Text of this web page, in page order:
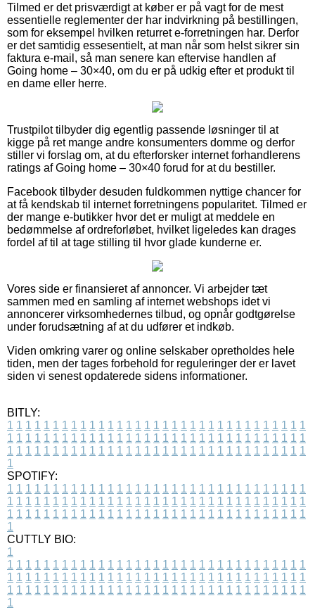
Tilmed er det prisværdigt at køber er på vagt for de mest
essentielle reglementer der har indvirkning på bestillingen,
som for eksempel hvilken returret e-forretningen har. Derfor
er det samtidig essesentielt, at man når som helst sikrer sin
faktura e-mail, så man senere kan eftervise handlen af
Going home – 30×40, om du er på udkig efter et produkt til
en dame eller herre.
Trustpilot tilbyder dig egentlig passende løsninger til at
kigge på ret mange andre konsumenters domme og derfor
stiller vi forslag om, at du efterforsker internet forhandlerens
ratings af Going home – 30×40 forud for at du bestiller.
Facebook tilbyder desuden fuldkommen nyttige chancer for
at få kendskab til internet forretningens popularitet. Tilmed er
der mange e-butikker hvor det er muligt at meddele en
bedømmelse af ordreforløbet, hvilket ligeledes kan drages
fordel af til at tage stilling til hvor glade kunderne er.
Vores side er finansieret af annoncer. Vi arbejder tæt
sammen med en samling af internet webshops idet vi
annoncerer virksomhedernes tilbud, og opnår godtgørelse
under forudsætning af at du udfører et indkøb.
Viden omkring varer og online selskaber opretholdes hele
tiden, men der tages forbehold for reguleringer der er lavet
siden vi senest opdaterede sidens informationer.
BITLY:
1 1 1 1 1 1 1 1 1 1 1 1 1 1 1 1 1 1 1 1 1 1 1 1 1 1 1 1 1 1 1 1 1
1 1 1 1 1 1 1 1 1 1 1 1 1 1 1 1 1 1 1 1 1 1 1 1 1 1 1 1 1 1 1 1 1
1 1 1 1 1 1 1 1 1 1 1 1 1 1 1 1 1 1 1 1 1 1 1 1 1 1 1 1 1 1 1 1 1
1
SPOTIFY:
1 1 1 1 1 1 1 1 1 1 1 1 1 1 1 1 1 1 1 1 1 1 1 1 1 1 1 1 1 1 1 1 1
1 1 1 1 1 1 1 1 1 1 1 1 1 1 1 1 1 1 1 1 1 1 1 1 1 1 1 1 1 1 1 1 1
1 1 1 1 1 1 1 1 1 1 1 1 1 1 1 1 1 1 1 1 1 1 1 1 1 1 1 1 1 1 1 1 1
1
CUTTLY BIO:
1
1 1 1 1 1 1 1 1 1 1 1 1 1 1 1 1 1 1 1 1 1 1 1 1 1 1 1 1 1 1 1 1 1
1 1 1 1 1 1 1 1 1 1 1 1 1 1 1 1 1 1 1 1 1 1 1 1 1 1 1 1 1 1 1 1 1
1 1 1 1 1 1 1 1 1 1 1 1 1 1 1 1 1 1 1 1 1 1 1 1 1 1 1 1 1 1 1 1 1
1